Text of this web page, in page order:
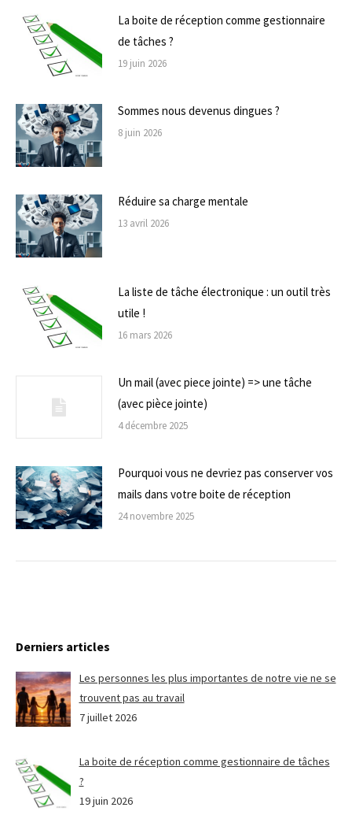
La boite de réception comme gestionnaire
de tâches ?
19 juin 2026
Sommes nous devenus dingues ?
8 juin 2026
Réduire sa charge mentale
13 avril 2026
La liste de tâche électronique : un outil très
utile !
16 mars 2026
Un mail (avec piece jointe) => une tâche
(avec pièce jointe)
4 décembre 2025
Pourquoi vous ne devriez pas conserver vos
mails dans votre boite de réception
24 novembre 2025
Derniers articles
Les personnes les plus importantes de notre vie ne se
trouvent pas au travail
7 juillet 2026
La boite de réception comme gestionnaire de tâches
?
19 juin 2026